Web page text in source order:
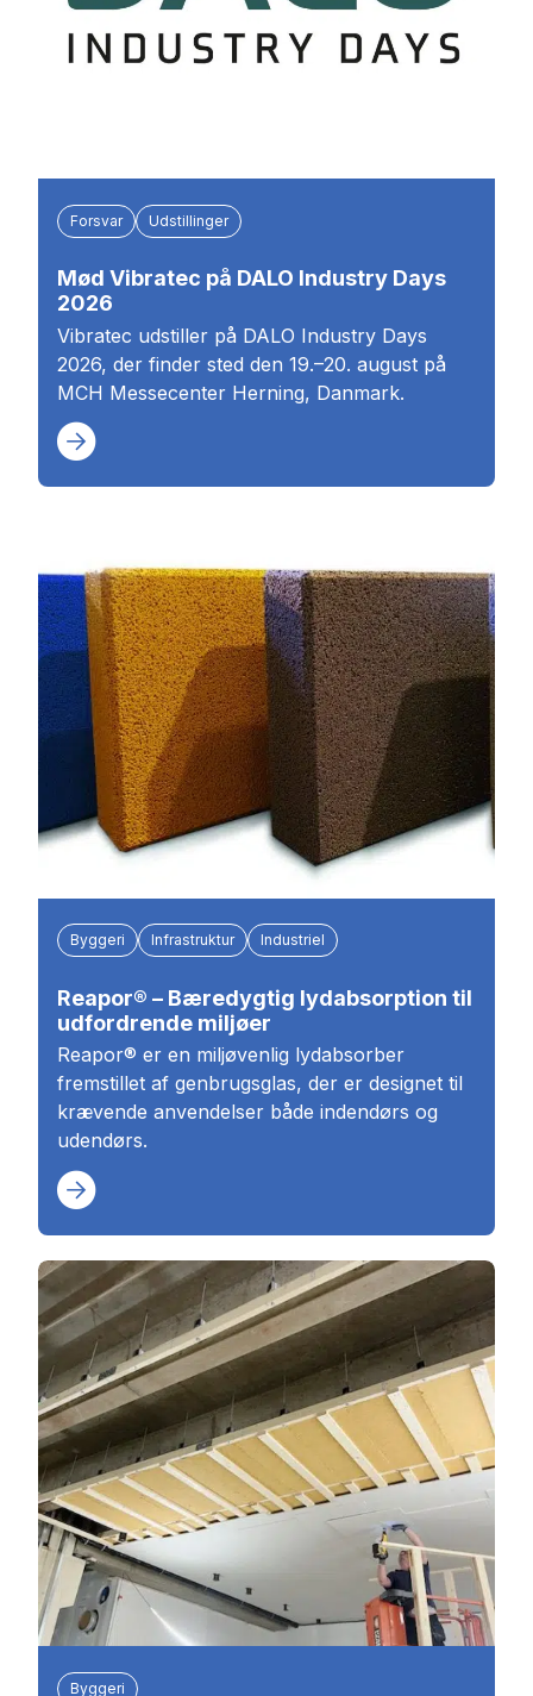
Forsvar Udstillinger
Mød Vibratec på DALO Industry Days
2026
Vibratec udstiller på DALO Industry Days
2026, der finder sted den 19.–20. august på
MCH Messecenter Herning, Danmark.
Byggeri Infrastruktur Industriel
Reapor® – Bæredygtig lydabsorption til
udfordrende miljøer
Reapor® er en miljøvenlig lydabsorber
fremstillet af genbrugsglas, der er designet til
krævende anvendelser både indendørs og
udendørs.
Byggeri